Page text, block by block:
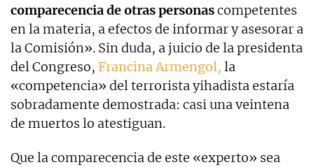
comparecencia de otras personascompetentes
en la materia, a efectos de informar y asesorar a
la Comisión». Sin duda, a juicio de la presidenta
del Congreso, Francina Armengol, la
«competencia» del terrorista yihadista estaría
sobradamente demostrada: casi una veintena
de muertos lo atestiguan.
Que la comparecencia de este «experto» sea